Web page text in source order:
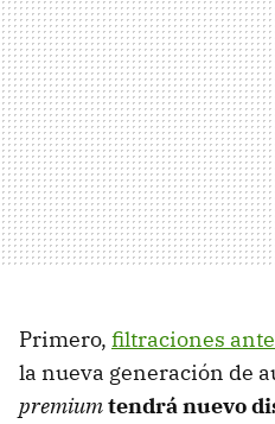
Primero, filtraciones
la nueva generación de
premiumtendrá nuevo